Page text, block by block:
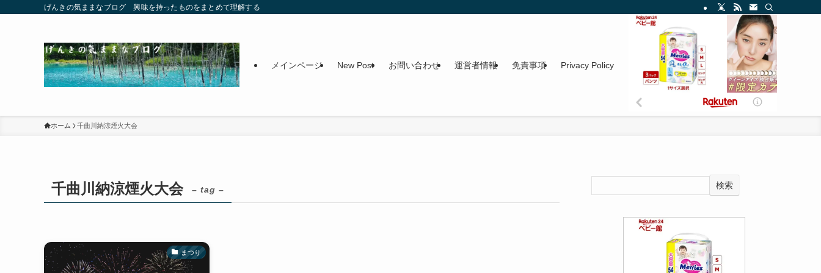
げんきの気ままなブログ 興味を持ったものをまとめて理解する
メインページ New Post お問い合わせ 運営者情報 免責事項 Privacy Policy
ホーム 千曲川納涼煙火大会
千曲川納涼煙火大会 – tag –
まつり
検索